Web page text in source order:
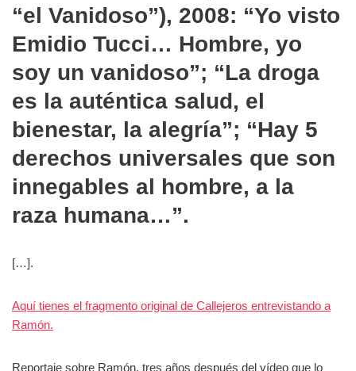
“el Vanidoso”), 2008: “Yo visto
Emidio Tucci… Hombre, yo
soy un vanidoso”; “La droga
es la auténtica salud, el
bienestar, la alegría”; “Hay 5
derechos universales que son
innegables al hombre, a la
raza humana…”.
[…].
Aquí tienes el fragmento original de Callejeros entrevistando a
Ramón.
Reportaje sobre Ramón, tres años después del vídeo que lo